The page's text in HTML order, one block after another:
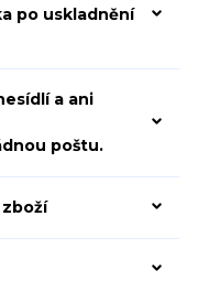
a ani
poštu.
zboží